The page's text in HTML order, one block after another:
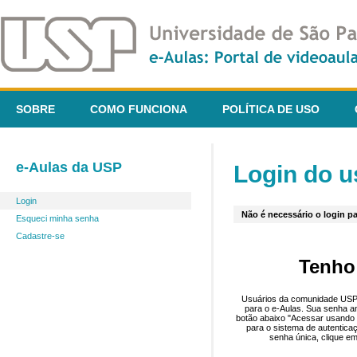
SOBRE COMO FUNCIONA POLÍTICA DE USO
e-Aulas da USP
Login
Esqueci minha senha
Cadastre-se
Login do
Não é necessário o login
Usuários da comunidade
para o e-Aulas. Sua senha
botão abaixo "Acessar
para o sistema de
senha única, clique